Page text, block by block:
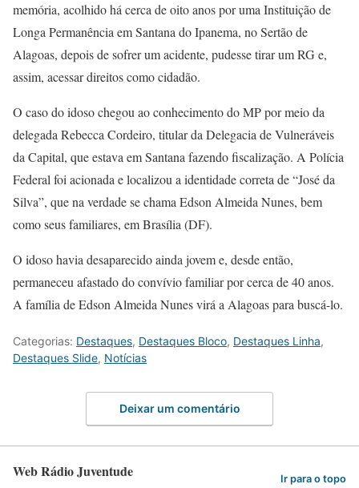
memória, acolhido há cerca de oito anos por uma Instituição de
Longa Permanência em Santana do Ipanema, no Sertão de
Alagoas, depois de sofrer um acidente, pudesse tirar um RG e,
assim, acessar direitos como cidadão.
O caso do idoso chegou ao conhecimento do MP por meio da
delegada Rebecca Cordeiro, titular da Delegacia de Vulneráveis
da Capital, que estava em Santana fazendo fiscalização. A Polícia
Federal foi acionada e localizou a identidade correta de “José da
Silva”, que na verdade se chama Edson Almeida Nunes, bem
como seus familiares, em Brasília (DF).
O idoso havia desaparecido ainda jovem e, desde então,
permaneceu afastado do convívio familiar por cerca de 40 anos.
A família de Edson Almeida Nunes virá a Alagoas para buscá-lo.
Categorias: Destaques, Destaques Bloco, Destaques Linha,
Destaques Slide, Notícias
Deixar um comentário
Web Rádio Juventude Ir para o topo